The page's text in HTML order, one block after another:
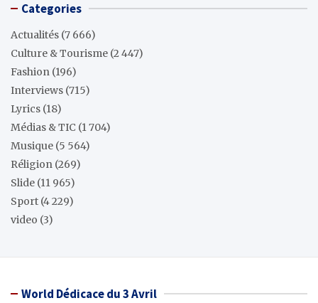
Categories
Actualités (7 666)
Culture & Tourisme (2 447)
Fashion (196)
Interviews (715)
Lyrics (18)
Médias & TIC (1 704)
Musique (5 564)
Réligion (269)
Slide (11 965)
Sport (4 229)
video (3)
World Dédicace du 3 Avril